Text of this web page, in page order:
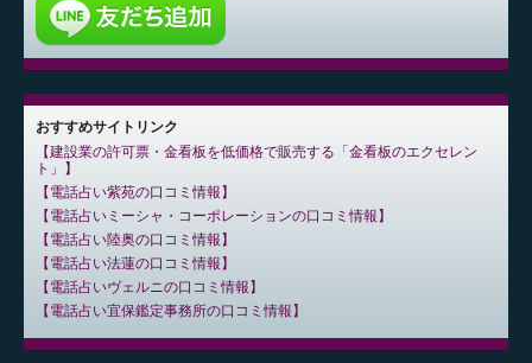
おすすめサイトリンク
建設業の許可票・金看板を低価格で販売する「金看板のエクセレン
ト」
電話占い紫苑の口コミ情報
電話占いミーシャ・コーポレーションの口コミ情報
電話占い陸奥の口コミ情報
電話占い法蓮の口コミ情報
電話占いヴェルニの口コミ情報
電話占い宜保鑑定事務所の口コミ情報